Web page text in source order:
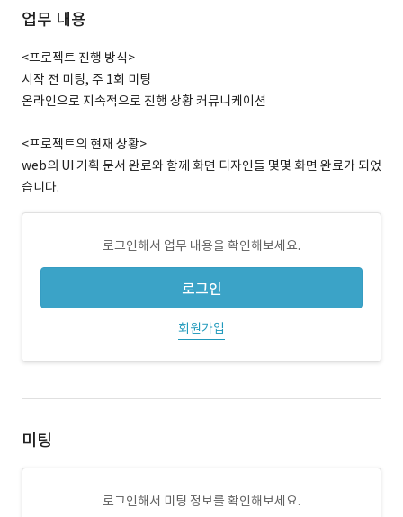
업무 내용
<프로젝트 진행 방식>
시작 전 미팅, 주 1회 미팅
온라인으로 지속적으로 진행 상황 커뮤니케이션
<프로젝트의 현재 상황>
web의 UI 기획 문서 완료와 함께 화면 디자인들 몇몇 화면 완료가 되었
습니다.
로그인해서 업무 내용을 확인해보세요.
로그인
회원가입
미팅
로그인해서 미팅 정보를 확인해보세요.